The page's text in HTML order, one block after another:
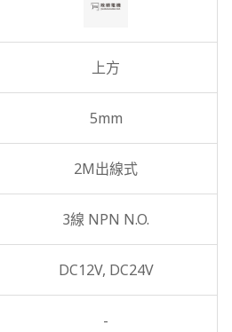
上方
5mm
2M出線式
3線 NPN N.O.
DC12V, DC24V
-